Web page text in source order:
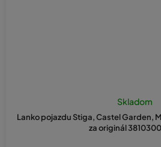
Lanko pojazdu Stiga, Castel Garden,
za originál
Skladom